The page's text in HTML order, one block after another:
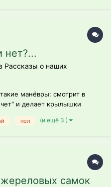
нет?...
Рассказы о наших
манёвры: смотрит в
и делает крылышки
ловим косвенные
пол (и ещё 3 )
самок